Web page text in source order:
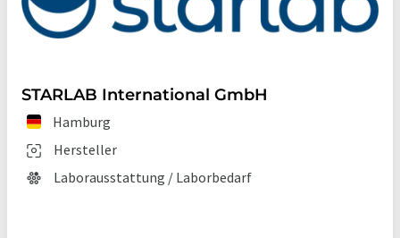
STARLAB International GmbH
Hamburg
Hersteller
Laborausstattung / Laborbedarf